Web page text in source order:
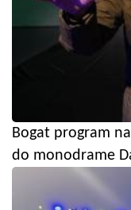
Bogat program
do monodrame